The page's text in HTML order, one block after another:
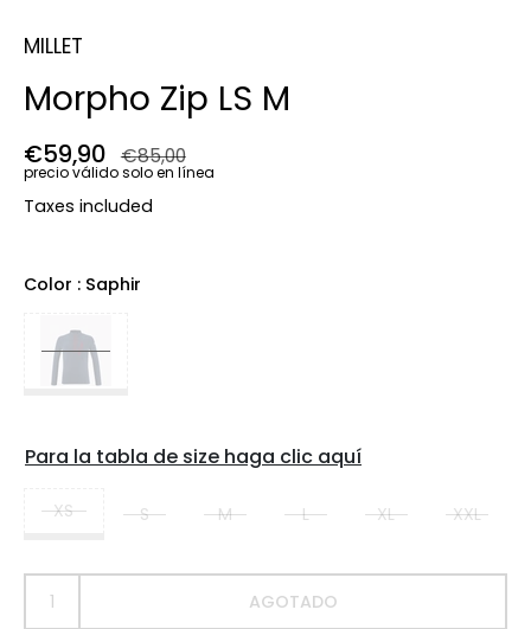
Morpho Zip LS M
MILLET
Precio regular
€59,90 Precio de venta
€85,00
precio válido solo en línea
Taxes included
Color : Saphir
Para la tabla de size haga clic aquí
XS S M L XL XXL
AGOTADO